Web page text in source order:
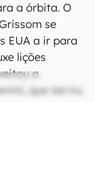
a órbita. O
se
EUA a ir para
lições
a
que serviu